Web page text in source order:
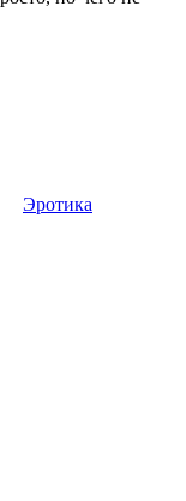
Эротика